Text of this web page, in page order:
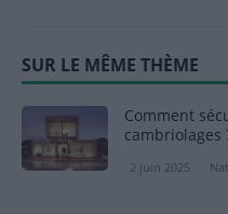
SUR LE MÊME THÈME
Comment
cambriolages
2 juin 2025